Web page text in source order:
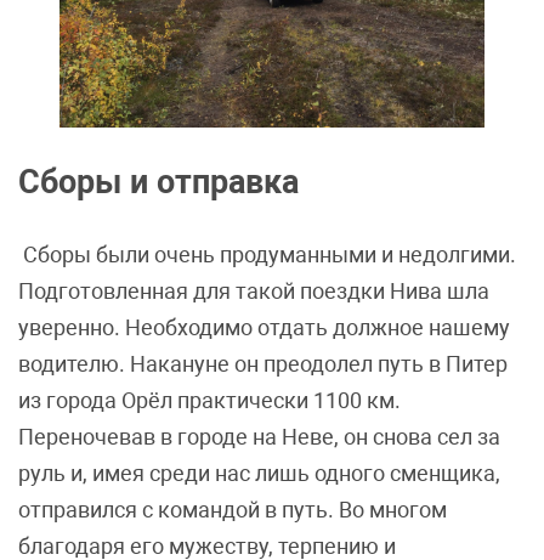
Сборы и отправка
Сборы были очень продуманными и недолгими.
Подготовленная для такой поездки Нива шла
уверенно. Необходимо отдать должное нашему
водителю. Накануне он преодолел путь в Питер
из города Орёл практически 1100 км.
Переночевав в городе на Неве, он снова сел за
руль и, имея среди нас лишь одного сменщика,
отправился с командой в путь. Во многом
благодаря его мужеству, терпению и